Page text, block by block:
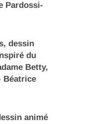
Pardossi-
dessin
du
Betty,
Béatrice
animé